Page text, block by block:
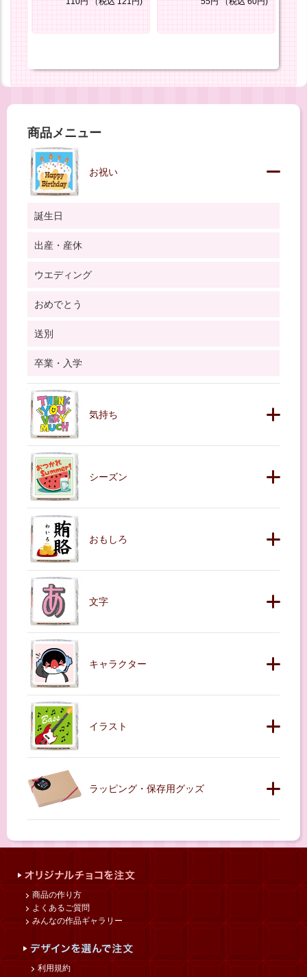
商品メニュー
お祝い
誕生日
出産・産休
ウエディング
おめでとう
送別
卒業・入学
気持ち
シーズン
おもしろ
文字
キャラクター
イラスト
ラッピング・保存用グッズ
商品の作り方
よくあるご質問
みんなの作品ギャラリー
利用規約